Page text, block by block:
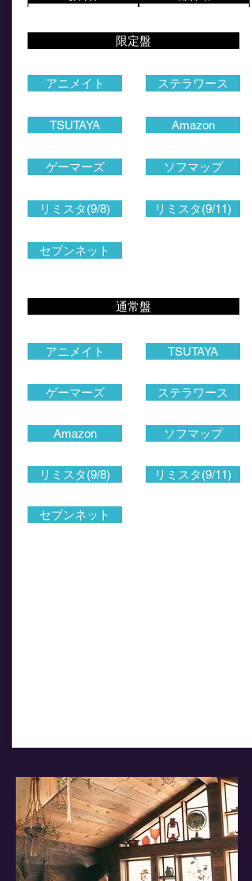
アニメイト
TSUTAYA
ゲーマーズ
ステラワース
Amazon
ソフマップ
限定盤
リミスタ(9/8) リミスタ(9/11)
通常盤
アニメイト TSUTAYA
ゲーマーズ ステラワース
Amazon ソフマップ
セブンネット
リミスタ(9/8)
セブンネット
リミスタ(9/11)